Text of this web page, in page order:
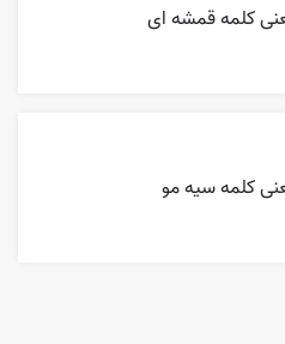
کلمه قمشه ای
کلمه سیه مو